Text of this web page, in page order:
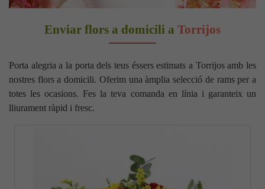
Enviar flors a domicili a Torrijos
Porta alegria a la porta dels teus éssers estimats a Torrijos amb les
nostres flors a domicili. Oferim una àmplia selecció de rams per a
totes les ocasions. Fes la teva comanda en línia i garanteix un
lliurament ràpid i fresc.